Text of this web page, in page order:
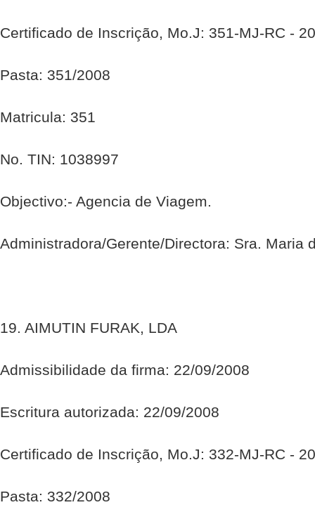
Certificado de Inscrição, Mo.J: 351-MJ-RC -
Pasta: 351/2008
Matricula: 351
No. TIN: 1038997
Objectivo:- Agencia de Viagem.
Administradora/Gerente/Directora: Sra. Maria
19. AIMUTIN FURAK, LDA
Admissibilidade da firma: 22/09/2008
Escritura autorizada: 22/09/2008
Certificado de Inscrição, Mo.J: 332-MJ-RC -
Pasta: 332/2008